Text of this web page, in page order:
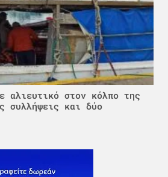
αλιευτικό στον κόλπο της
συλλήψεις και δύο